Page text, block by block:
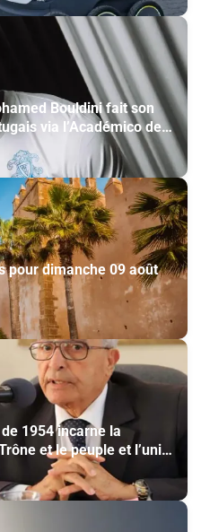
Bouldini fait son
via l’Académico de
pour dimanche 09 août
1954 incarne la
et le peuple et l’unité
Ktiri)